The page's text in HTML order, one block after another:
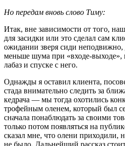
Но передам вновь слово Тиму:
Итак, вне зависимости от того,
для засидки или это сделал сам
ожидании зверя сиди
меньше шума при «входе-выходе»,
лабаз и спуске с него.
Однажды я оставил клиента,
стада внимательно следить за
кедрача — мы тогда охотились
трофейным оленем, который был
сначала понаблюдать за своими
только потом появляться на
сказал мне, что олени приходили,
не было. Дальнейший рассказ